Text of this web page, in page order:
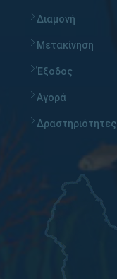
Διαμονή
Μετακίνηση
Έξοδος
Αγορά
Δραστηριότητες